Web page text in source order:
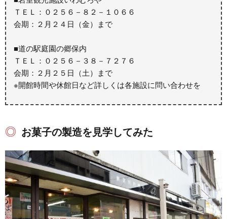
ＴＥＬ：０２５６－８２－１０６６
会期：２月２４日（金）まで
■道の駅庭園の郷保内
ＴＥＬ：０２５６－３８－７２７６
会期：２月２５日（土）まで
※開館時間や休館日など詳しくは各施設に問い合わせを
お菓子の製造を見学してみた